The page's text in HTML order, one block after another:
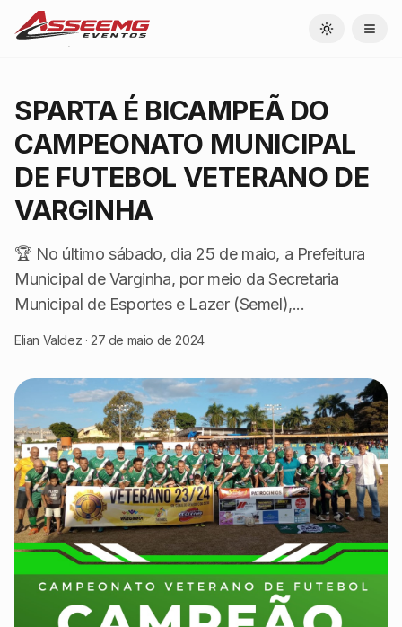
Toggle theme
SPARTA É BICAMPEÃ DO
CAMPEONATO MUNICIPAL
DE FUTEBOL VETERANO DE
VARGINHA
🏆 No último sábado, dia 25 de maio, a Prefeitura
Municipal de Varginha, por meio da Secretaria
Municipal de Esportes e Lazer (Semel),...
Elian Valdez · 27 de maio de 2024